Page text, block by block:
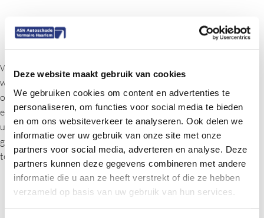
Deze website maakt gebruik van cookies
We gebruiken cookies om content en advertenties te
personaliseren, om functies voor social media te bieden
en om ons websiteverkeer te analyseren. Ook delen we
informatie over uw gebruik van onze site met onze
partners voor social media, adverteren en analyse. Deze
partners kunnen deze gegevens combineren met andere
informatie die u aan ze heeft verstrekt of die ze hebben
verzameld op basis van uw gebruik van hun services.
z’n werk?
Wanneer er schade is aan het plaatwerk van uw auto dan kijken
wij eerst of de belangrijke delen van de auto geen schade hebben
opgelopen. Deze delen worden als dit nodig is gecorrigeerd met
een richtbank. Hierna worden de plaatdelen van de auto
uitgedeukt en de nieuwe delen op de auto gemonteerd. Wij
garanderen u altijd de hoogste kwaliteit! Zo gaan onze monteurs
te allen tijde professioneel en secuur te werk.
Plaatwerk auto